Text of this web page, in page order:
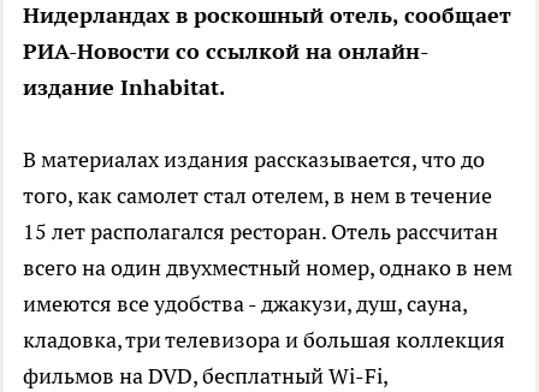
Нидерландах в роскошный отель, сообщает
РИА-Новости со ссылкой на онлайн-
издание Inhabitat.
В материалах издания рассказывается, что до
того, как самолет стал отелем, в нем в течение
15 лет располагался ресторан. Отель рассчитан
всего на один двухместный номер, однако в нем
имеются все удобства - джакузи, душ, сауна,
кладовка, три телевизора и большая коллекция
фильмов на DVD, бесплатный Wi-Fi,